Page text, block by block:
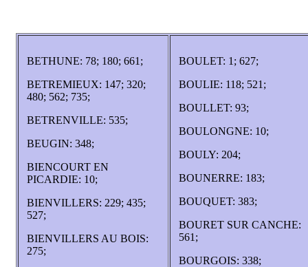
BETHUNE: 78; 180; 661;
BETREMIEUX: 147; 320;
480; 562; 735;
BETRENVILLE: 535;
BEUGIN: 348;
BIENCOURT EN
PICARDIE: 10;
BIENVILLERS: 229; 435;
527;
BIENVILLERS AU BOIS:
275;
BOULET: 1; 627;
BOULIE: 118; 521;
BOULLET: 93;
BOULONGNE: 10;
BOULY: 204;
BOUNERRE: 183;
BOUQUET: 383;
BOURET SUR CANCHE:
561;
BOURGOIS: 338;